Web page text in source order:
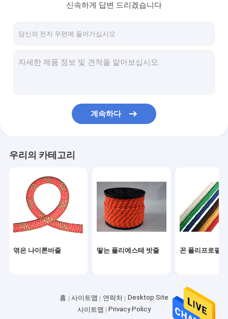
신속하게 답변 드리겠습니다
계속하다
우리의 카테고리
엮은 나이론바줄 땋는 폴리에스테 밧줄 꼰 폴리프로필
홈 사이트맵 연락처
Desktop Site
사이트맵
Privacy Policy